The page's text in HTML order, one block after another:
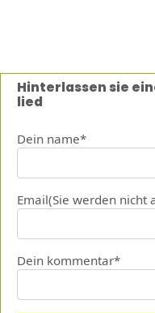
Hinterlassen sie
lied
Dein name*
Email(Sie werden nicht
Dein kommentar*